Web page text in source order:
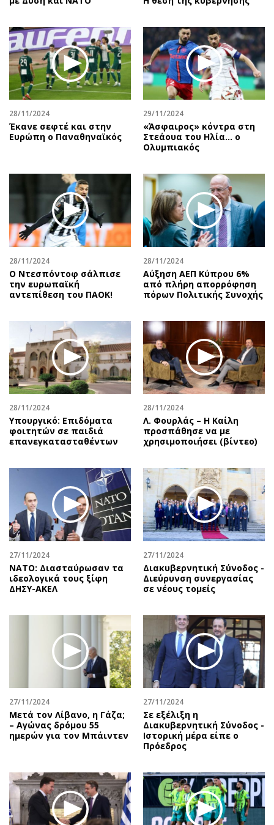
28/11/2024
Έκανε σεφτέ και στην
Ευρώπη ο Παναθηναϊκός
29/11/2024
«Άσφαιρος» κόντρα στη
Στεάουα του Ηλία... ο
Ολυμπιακός
28/11/2024
Ο Ντεσπόντοφ σάλπισε
την ευρωπαϊκή
αντεπίθεση του ΠΑΟΚ!
28/11/2024
Αύξηση ΑΕΠ Κύπρου 6%
από πλήρη απορρόφηση
πόρων Πολιτικής Συνοχής
28/11/2024
Υπουργικό: Επιδόματα
φοιτητών σε παιδιά
επανεγκατασταθέντων
28/11/2024
Λ. Φουρλάς – Η Καίλη
προσπάθησε να με
χρησιμοποιήσει (βίντεο)
27/11/2024
ΝΑΤΟ: Διασταύρωσαν τα
ιδεολογικά τους ξίφη
ΔΗΣΥ-ΑΚΕΛ
27/11/2024
Διακυβερνητική Σύνοδος -
Διεύρυνση συνεργασίας
σε νέους τομείς
27/11/2024
Μετά τον Λίβανο, η Γάζα;
– Αγώνας δρόμου 55
ημερών για τον Μπάιντεν
27/11/2024
Σε εξέλιξη η
Διακυβερνητική Σύνοδος -
Ιστορική μέρα είπε ο
Πρόεδρος